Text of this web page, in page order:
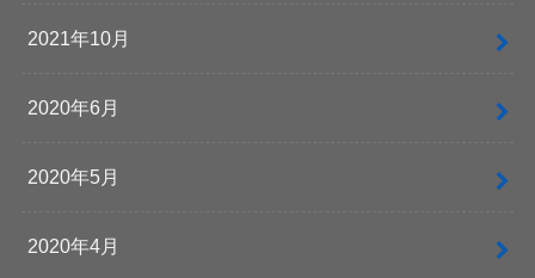
2021年10月
2020年6月
2020年5月
2020年4月